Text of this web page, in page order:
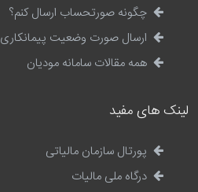
چگونه صورتحساب ارسال کنم؟
ارسال صورت وضعیت پیمانکاری
همه مقالات سامانه مودیان
لینک های مفید
پورتال سازمان مالیاتی
درگاه ملی مالیات